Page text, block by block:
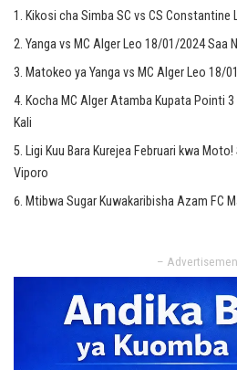
Kikosi cha Simba SC vs CS Constantine
Yanga vs MC Alger Leo 18/01/2024 Saa
Matokeo ya Yanga vs MC Alger Leo 18/
Kocha MC Alger Atamba Kupata Pointi
Kali
Ligi Kuu Bara Kurejea Februari kwa
Viporo
Mtibwa Sugar Kuwakaribisha Azam FC
–